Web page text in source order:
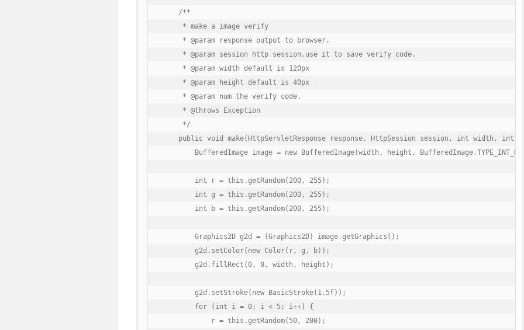
    /**
     * make a image verify
     * @param response output to browser.
     * @param session http session,use it to save verify code.
     * @param width default is 120px
     * @param height default is 40px
     * @param num the verify code.
     * @throws Exception
     */
public void make(HttpServletResponse response, HttpSession session, int width, int
BufferedImage image = new BufferedImage(width, height,
        int r = this.getRandom(200, 255);
        int g = this.getRandom(200, 255);
        int b = this.getRandom(200, 255);
        Graphics2D g2d = (Graphics2D) image.getGraphics();
        g2d.setColor(new Color(r, g, b));
        g2d.fillRect(0, 0, width, height);
        g2d.setStroke(new BasicStroke(1.5f));
        for (int i = 0; i < 5; i++) {
            r = this.getRandom(50, 200);